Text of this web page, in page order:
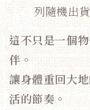
列隨機出
這不只是一個
伴。
讓身體重回大
活的節奏。